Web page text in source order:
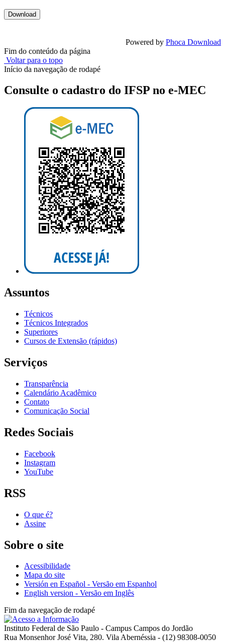
Powered by Phoca Download
Fim do conteúdo da página
Voltar para o topo
Início da navegação de rodapé
Consulte o cadastro do IFSP no e-MEC
Assuntos
Técnicos
Técnicos Integrados
Superiores
Cursos de Extensão (rápidos)
Serviços
Transparência
Calendário Acadêmico
Contato
Comunicação Social
Redes Sociais
Facebook
Instagram
YouTube
RSS
O que é?
Assine
Sobre o site
Acessibilidade
Mapa do site
Versión en Español - Versão em Espanhol
English version - Versão em Inglês
Fim da navegação de rodapé
Instituto Federal de São Paulo - Campus Campos do Jordão
Rua Monsenhor José Vita, 280. Vila Abernéssia - (12) 98308-0050